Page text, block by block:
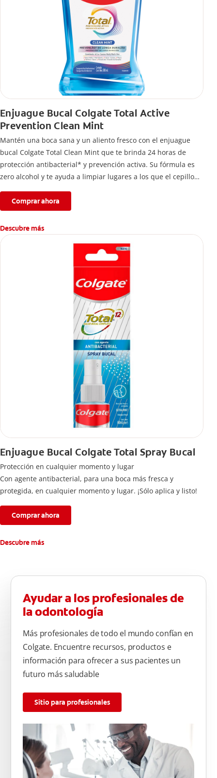
Enjuague Bucal Colgate Total Active
Prevention Clean Mint
Mantén una boca sana y un aliento fresco con el enjuague
bucal Colgate Total Clean Mint que te brinda 24 horas de
protección antibacterial* y prevención activa. Su fórmula es
zero alcohol y te ayuda a limpiar lugares a los que el cepillo
Comprar ahora
Descubre más
Enjuague Bucal Colgate Total Spray Bucal
Protección en cualquier momento y lugar
Con agente antibacterial, para una boca más fresca y
protegida, en cualquier momento y lugar. ¡Sólo aplica y listo!
Comprar ahora
Descubre más
Ayudar a los profesionales de
la odontología
Más profesionales de todo el mundo confían en
Colgate. Encuentre recursos, productos e
información para ofrecer a sus pacientes un
futuro más saludable
Sitio para profesionales